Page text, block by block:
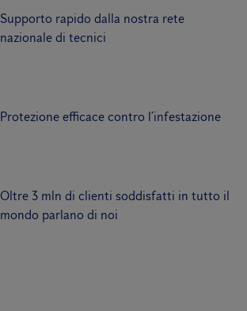
Supporto rapido dalla nostra rete
nazionale di tecnici
Protezione efficace contro l’infestazione
Oltre 3 mln di clienti soddisfatti in tutto il
mondo parlano di noi